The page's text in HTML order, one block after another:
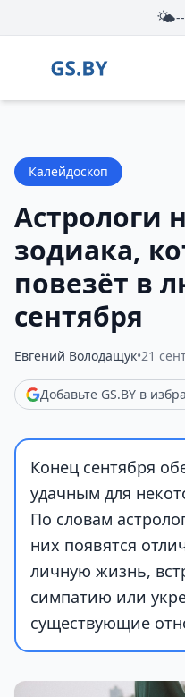
🌤️
Калейдоскоп
Астрологи
зодиака,
повезёт в
сентября
Евгений Володащук•21
Добавьте GS.BY в
Конец сентября
удачным для
По словам
них появятся
личную жизнь,
симпатию или
существующие